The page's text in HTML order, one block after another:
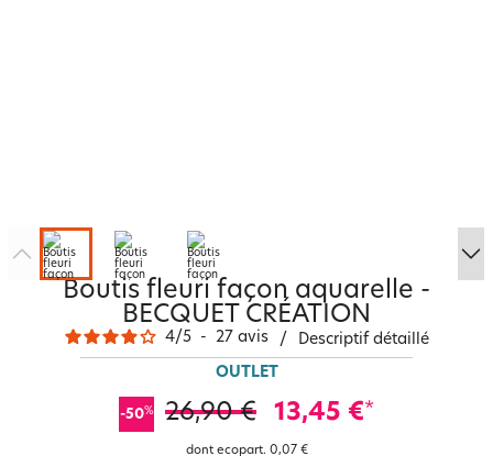
Boutis fleuri façon aquarelle -
BECQUET CRÉATION
4/5 - 27 avis / Descriptif détaillé
OUTLET
-50% 26,90 € 13,45 €*
dont ecopart. 0,07 €